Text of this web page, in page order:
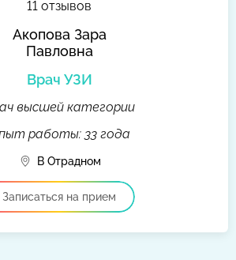
11 отзывов
Акопова Зара
Павловна
Врач УЗИ
высшей категории
работы: 33 года
В Отрадном
Записаться на прием